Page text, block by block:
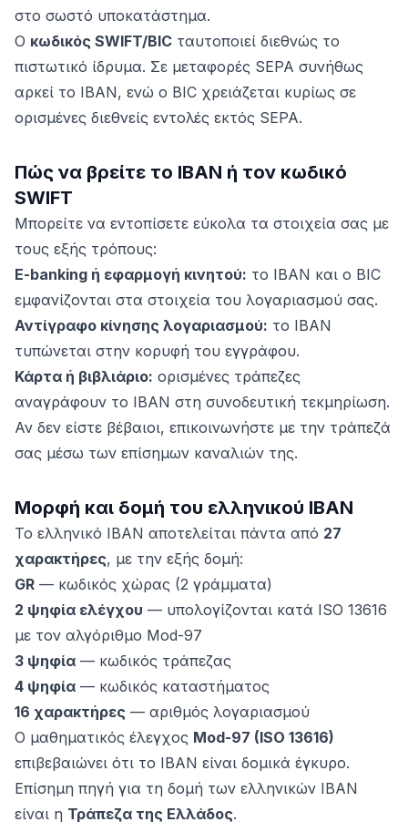
στο σωστό υποκατάστημα.
Ο κωδικός SWIFT/BIC ταυτοποιεί διεθνώς το
πιστωτικό ίδρυμα. Σε μεταφορές SEPA συνήθως
αρκεί το IBAN, ενώ ο BIC χρειάζεται κυρίως σε
ορισμένες διεθνείς εντολές εκτός SEPA.
Πώς να βρείτε το IBAN ή τον κωδικό
SWIFT
Μπορείτε να εντοπίσετε εύκολα τα στοιχεία σας με
τους εξής τρόπους:
E-banking ή εφαρμογή κινητού: το IBAN και ο BIC
εμφανίζονται στα στοιχεία του λογαριασμού σας.
Αντίγραφο κίνησης λογαριασμού: το IBAN
τυπώνεται στην κορυφή του εγγράφου.
Κάρτα ή βιβλιάριο: ορισμένες τράπεζες
αναγράφουν το IBAN στη συνοδευτική τεκμηρίωση.
Αν δεν είστε βέβαιοι, επικοινωνήστε με την τράπεζά
σας μέσω των επίσημων καναλιών της.
Μορφή και δομή του ελληνικού IBAN
Το ελληνικό IBAN αποτελείται πάντα από 27
χαρακτήρες, με την εξής δομή:
GR — κωδικός χώρας (2 γράμματα)
2 ψηφία ελέγχου — υπολογίζονται κατά ISO 13616
με τον αλγόριθμο Mod-97
3 ψηφία — κωδικός τράπεζας
4 ψηφία — κωδικός καταστήματος
16 χαρακτήρες — αριθμός λογαριασμού
Ο μαθηματικός έλεγχος Mod-97 (ISO 13616)
επιβεβαιώνει ότι το IBAN είναι δομικά έγκυρο.
Επίσημη πηγή για τη δομή των ελληνικών IBAN
είναι η Τράπεζα της Ελλάδος.